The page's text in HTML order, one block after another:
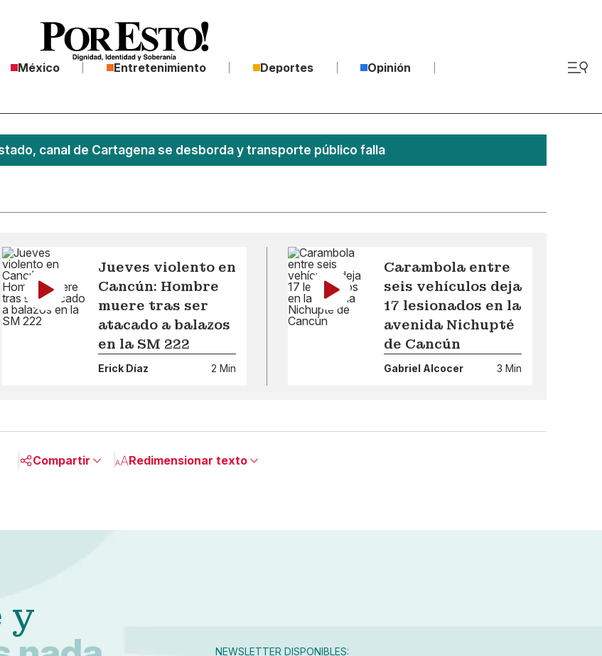
México Entretenimiento Deportes Opinión
canal de Cartagena se desborda y transporte público falla
Jueves violento en
Cancún: Hombre
muere tras ser
atacado a balazos
en la SM 222
Erick Díaz 2 Min
Carambola entre
seis vehículos deja
17 lesionados en la
avenida Nichupté
de Cancún
Gabriel Alcocer 3 Min
Compartir Redimensionar texto
Grande
y
NEWSLETTER DISPONIBLES: